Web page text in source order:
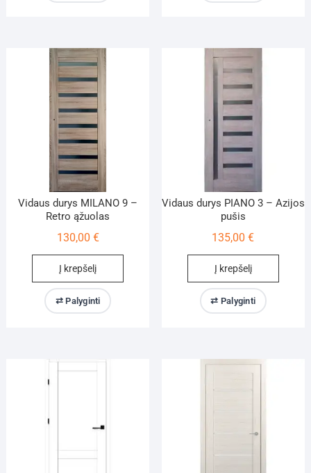
Vidaus durys MILANO 9 –
Retro ąžuolas
130,00 €
Į krepšelį
⇄ Palyginti
Vidaus durys PIANO 3 – Azijos
pušis
135,00€
Į krepšelį
⇄ Palyginti